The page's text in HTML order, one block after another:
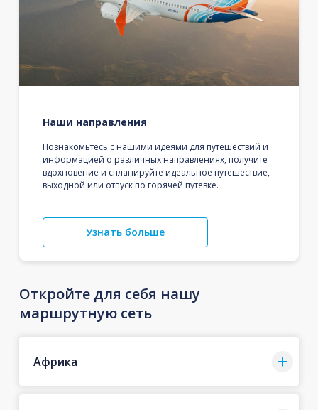
Наши направления
Познакомьтесь с нашими идеями для путешествий и
информацией о различных направлениях, получите
вдохновение и спланируйте идеальное путешествие,
выходной или отпуск по горячей путевке.
Узнать больше
Откройте для себя нашу
маршрутную сеть
Африка